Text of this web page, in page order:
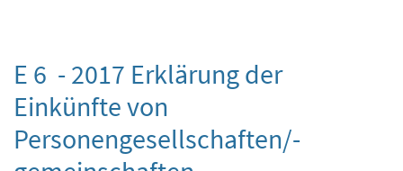
E 6 - 2017 Erklärung der
Einkünfte von
Personengesellschaften/-